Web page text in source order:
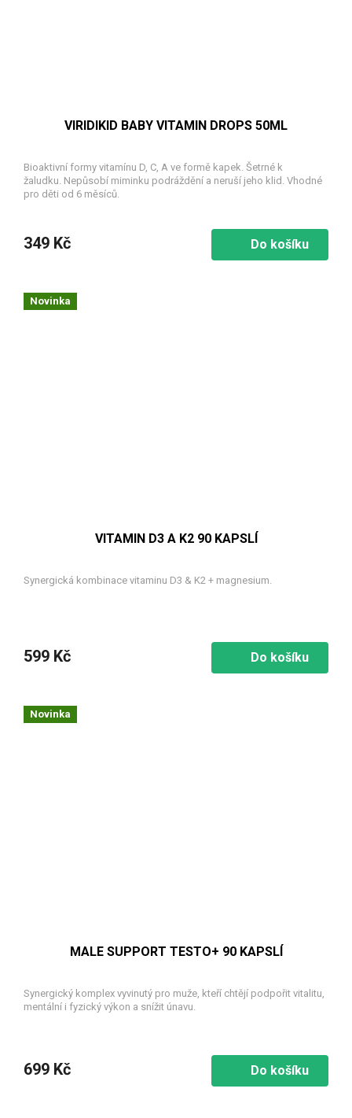
VIRIDIKID BABY VITAMIN DROPS 50ML
Bioaktivní formy vitamínu D, C, A ve formě kapek. Šetrné k
žaludku. Nepůsobí miminku podráždění a neruší jeho klid. Vhodné
pro děti od 6 měsíců.
349 Kč Do košíku
Novinka
VITAMIN D3 A K2 90 KAPSLÍ
Synergická kombinace vitaminu D3 & K2 + magnesium.
599 Kč Do košíku
Novinka
MALE SUPPORT TESTO+ 90 KAPSLÍ
Synergický komplex vyvinutý pro muže, kteří chtějí podpořit vitalitu,
mentální i fyzický výkon a snížit únavu.
699 Kč Do košíku